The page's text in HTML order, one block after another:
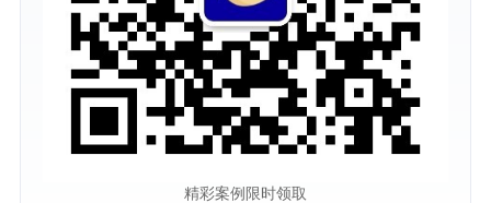
精彩案例限时领取